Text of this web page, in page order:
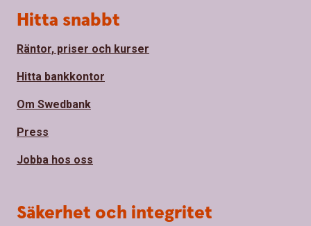
Hitta snabbt
Räntor, priser och kurser
Hitta bankkontor
Om Swedbank
Press
Jobba hos oss
Säkerhet och integritet